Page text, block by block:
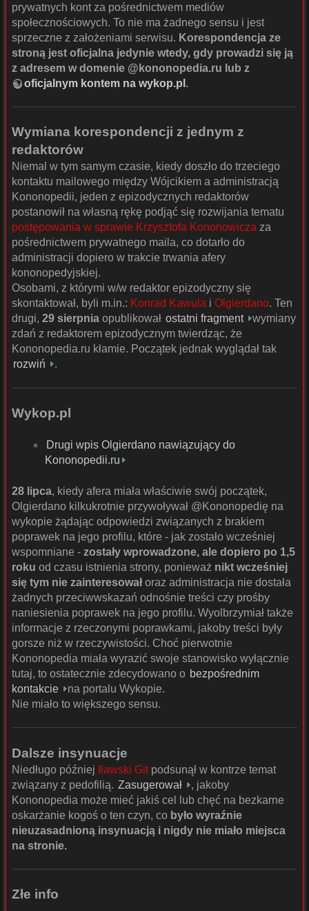
prywatnych kont za pośrednictwem mediów
społecznościowych. To nie ma żadnego sensu i jest
sprzeczne z założeniami serwisu. Korespondencja ze
stroną jest oficjalna jedynie wtedy, gdy prowadzi się ją
z adresem w domenie @kononopedia.ru lub z
oficjalnym kontem na wykop.pl .
Wymiana korespondencji z jednym z
redaktorów
Niemal w tym samym czasie, kiedy doszło do trzeciego
kontaktu mailowego między Wójcikiem a administracją
Kononopedii, jeden z epizodycznych redaktorów
postanowił na własną rękę podjąć się rozwijania tematu
postępowania w sprawie Krzysztofa Kononowicza za
pośrednictwem prywatnego maila, co dotarło do
administracji dopiero w trakcie trwania afery
kononopedyjskiej.
Osobami, z którymi w/w redaktor epizodyczny się
skontaktował, byli m.in.: Konrad Kawula i Olgierdano. Ten
drugi, 29 sierpnia opublikował ostatni fragment
wymiany
zdań z redaktorem epizodycznym twierdząc, że
Kononopedia.ru kłamie. Początek jednak wyglądał tak
rozwiń
.
Wykop.pl
Drugi wpis Olgierdano nawiązujący do
Kononopedii.ru
28 lipca, kiedy afera miała właściwie swój początek,
Olgierdano kilkukrotnie przywoływał @Kononopedię na
wykopie żądając odpowiedzi związanych z brakiem
poprawek na jego profilu, które - jak zostało wcześniej
wspomniane - zostały wprowadzone, ale dopiero po 1,5
roku od czasu istnienia strony, ponieważ nikt wcześniej
się tym nie zainteresowałoraz administracja nie dostała
żadnych przeciwwskazań odnośnie treści czy prośby
naniesienia poprawek na jego profilu. Wyolbrzymiał także
informacje z rzeczonymi poprawkami, jakoby treści były
gorsze niż w rzeczywistości. Choć pierwotnie
Kononopedia miała wyrazić swoje stanowisko wyłącznie
tutaj, to ostatecznie zdecydowano o bezpośrednim
kontakcie
na portalu Wykopie.
Nie miało to większego sensu.
Dalsze insynuacje
Niedługo później Iławski Gitpodsunął w kontrze temat
związany z pedofilią. Zasugerował
, jakoby
Kononopedia może mieć jakiś cel lub chęć na bezkarne
oskarżanie kogoś o ten czyn, co było wyraźnie
nieuzasadnioną insynuacją i nigdy nie miało miejsca
na stronie.
Złe info